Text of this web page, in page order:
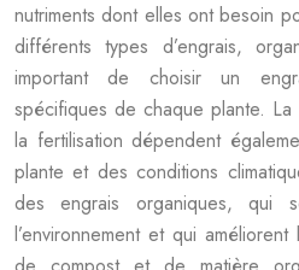
nutriments dont elles ont besoin
différents types d’engrais,
important de choisir un
spécifiques de chaque plante.
la fertilisation dépendent
plante et des conditions
des engrais organiques, qui
l’environnement et qui